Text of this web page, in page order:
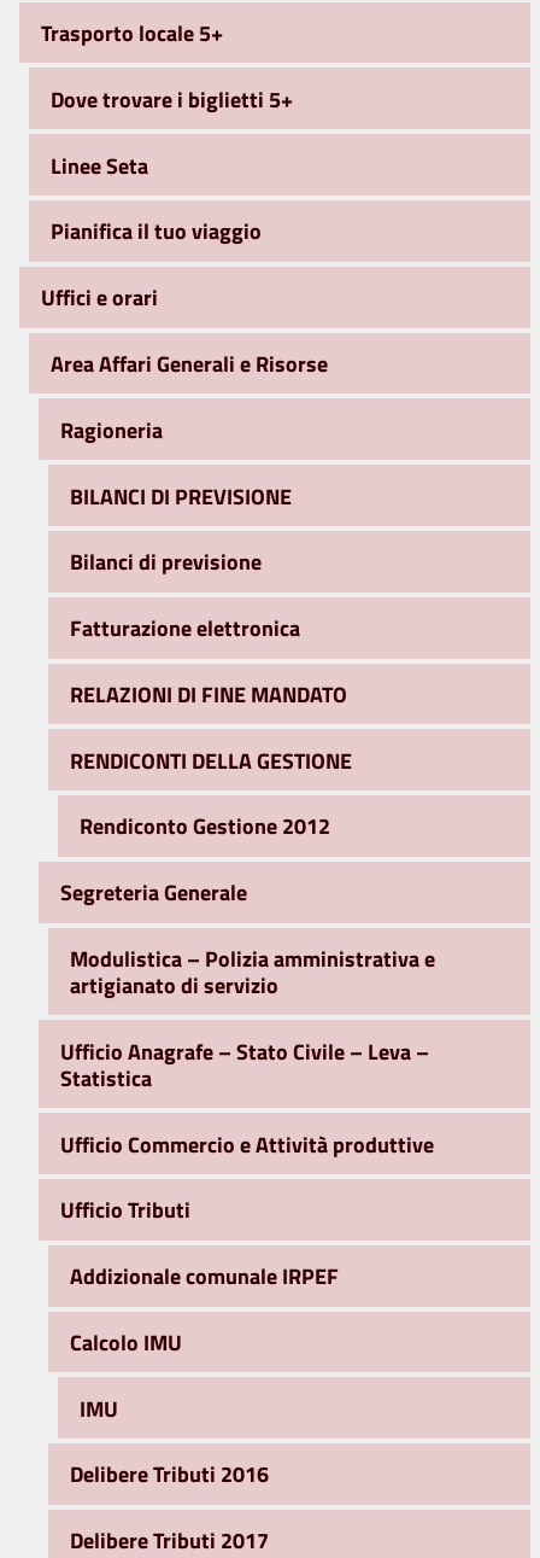
Trasporto locale 5+
Dove trovare i biglietti 5+
Linee Seta
Pianifica il tuo viaggio
Uffici e orari
Area Affari Generali e Risorse
Ragioneria
BILANCI DI PREVISIONE
Bilanci di previsione
Fatturazione elettronica
RELAZIONI DI FINE MANDATO
RENDICONTI DELLA GESTIONE
Rendiconto Gestione 2012
Segreteria Generale
Modulistica – Polizia amministrativa e
artigianato di servizio
Ufficio Anagrafe – Stato Civile – Leva –
Statistica
Ufficio Commercio e Attività produttive
Ufficio Tributi
Addizionale comunale IRPEF
Calcolo IMU
IMU
Delibere Tributi 2016
Delibere Tributi 2017